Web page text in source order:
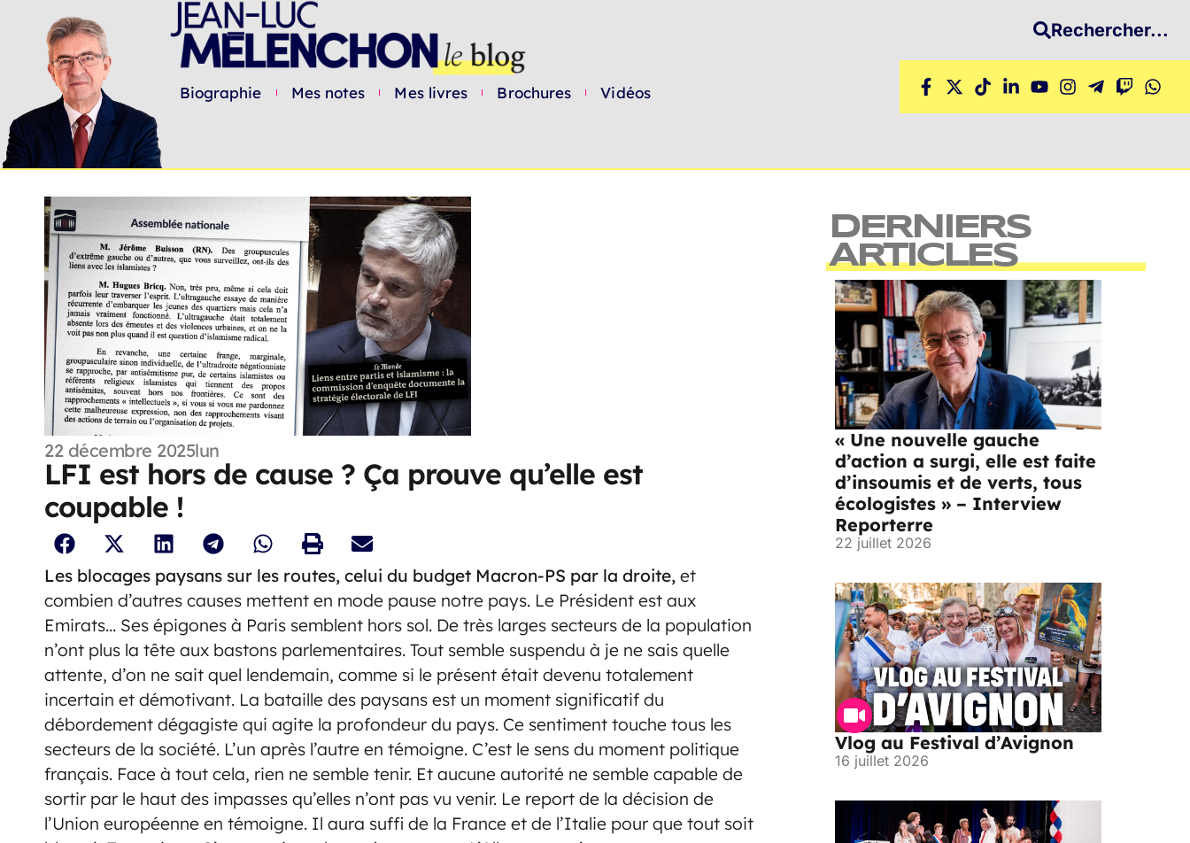
Biographie Mes notes Mes livres Brochures Vidéos
Rechercher...
22 décembre 2025lun
LFI est hors de cause ? Ça prouve qu’elle est
coupable !
Les blocages paysans sur les routes, celui du budget Macron-PS par la droite, et
combien d’autres causes mettent en mode pause notre pays. Le Président est aux
Emirats… Ses épigones à Paris semblent hors sol. De très larges secteurs de la population
n’ont plus la tête aux bastons parlementaires. Tout semble suspendu à je ne sais quelle
attente, d’on ne sait quel lendemain, comme si le présent était devenu totalement
incertain et démotivant. La bataille des paysans est un moment significatif du
débordement dégagiste qui agite la profondeur du pays. Ce sentiment touche tous les
secteurs de la société. L’un après l’autre en témoigne. C’est le sens du moment politique
français. Face à tout cela, rien ne semble tenir. Et aucune autorité ne semble capable de
sortir par le haut des impasses qu’elles n’ont pas vu venir. Le report de la décision de
l’Union européenne en témoigne. Il aura suffi de la France et de l’Italie pour que tout soit
DERNIERS
ARTICLES
« Une nouvelle gauche
d’action a surgi, elle est faite
d’insoumis et de verts, tous
écologistes » – Interview
Reporterre
22 juillet 2026
Vlog au Festival d’Avignon
16 juillet 2026